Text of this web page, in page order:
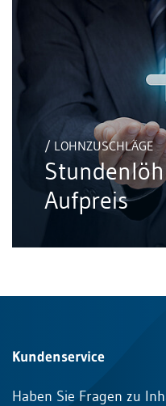
/ LOHNZUSCHLÄGE
Aufpreis
Kundenservice
Haben Sie Fragen zu